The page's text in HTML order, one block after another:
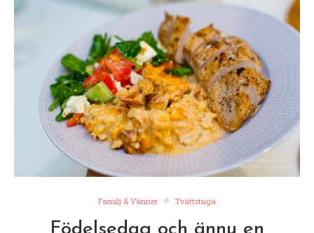
Familj & Vänner Tvättstuga